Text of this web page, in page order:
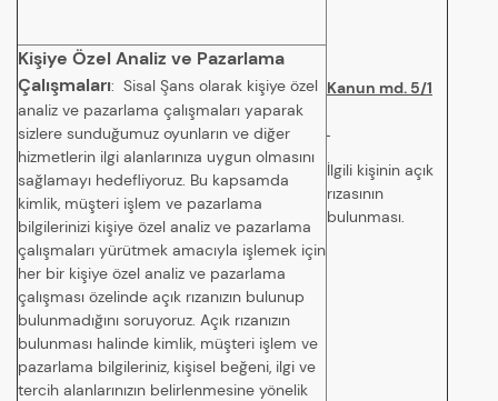
Kanun md. 5/1
İlgili kişinin açık
rızasının
bulunması.
Kişiye Özel Analiz ve Pazarlama
Çalışmaları: Sisal Şans olarak kişiye özel
analiz ve pazarlama çalışmaları yaparak
sizlere sunduğumuz oyunların ve diğer
hizmetlerin ilgi alanlarınıza uygun olmasını
sağlamayı hedefliyoruz. Bu kapsamda
kimlik, müşteri işlem ve pazarlama
bilgilerinizi kişiye özel analiz ve pazarlama
çalışmaları yürütmek amacıyla işlemek için
her bir kişiye özel analiz ve pazarlama
çalışması özelinde açık rızanızın bulunup
bulunmadığını soruyoruz. Açık rızanızın
bulunması halinde kimlik, müşteri işlem ve
pazarlama bilgileriniz, kişisel beğeni, ilgi ve
tercih alanlarınızın belirlenmesine yönelik